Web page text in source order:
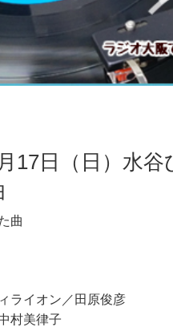
17日（日）水
曲
イオン／田原俊彦
村美律子